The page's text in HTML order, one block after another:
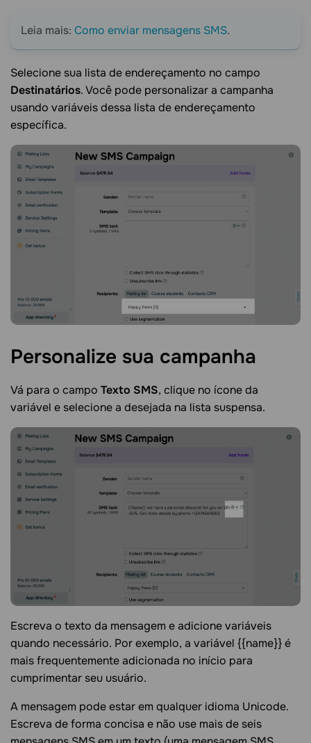
Leia mais: Como enviar mensagens SMS.
Selecione sua lista de endereçamento no campo
Destinatários. Você pode personalizar a campanha
usando variáveis ​​dessa lista de endereçamento
específica.
Personalize sua campanha
Vá para o campo Texto SMS, clique no ícone da
variável e selecione a desejada na lista suspensa.
Escreva o texto da mensagem e adicione variáveis ​​
quando necessário. Por exemplo, a variável {{name}} é
mais frequentemente adicionada no início para
cumprimentar seu usuário.
A mensagem pode estar em qualquer idioma Unicode.
Escreva de forma concisa e não use mais de seis